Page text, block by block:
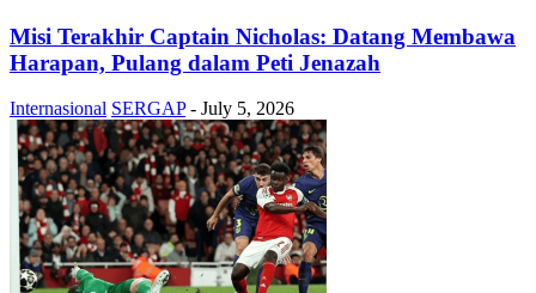
Misi Terakhir Captain Nicholas: Datang Membawa
Harapan, Pulang dalam Peti Jenazah
Internasional SERGAP - July 5, 2026